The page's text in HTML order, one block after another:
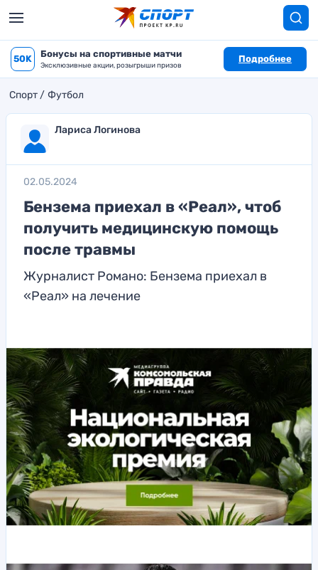
50K Бонусы на спортивные матчи
Эксклюзивные акции, розыгрыши призов
Подробнее
Спорт Футбол
Лариса Логинова
02.05.2024
Бензема приехал в «Реал», чтоб
получить медицинскую помощь
после травмы
Журналист Романо: Бензема приехал в
«Реал» на лечение